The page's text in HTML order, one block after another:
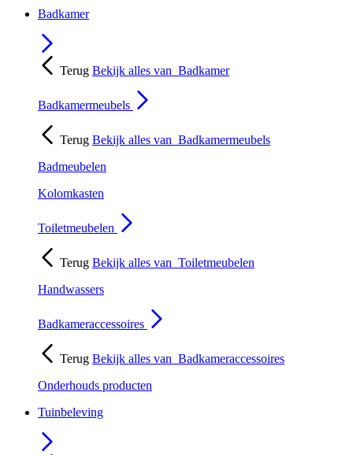
Badkamer
Terug Bekijk alles van Badkamer
Badkamermeubels
Terug Bekijk alles van Badkamermeubels
Badmeubelen
Kolomkasten
Toiletmeubelen
Terug Bekijk alles van Toiletmeubelen
Handwassers
Badkameraccessoires
Terug Bekijk alles van Badkameraccessoires
Onderhouds producten
Tuinbeleving